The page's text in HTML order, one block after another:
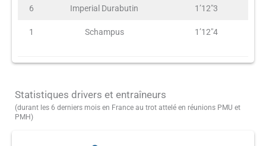
6 Imperial Durabutin 1’12″3
1 Schampus 1’12″4
Statistiques drivers et entraîneurs
(durant les 6 derniers mois en France au trot attelé en réunions PMU et
PMH)